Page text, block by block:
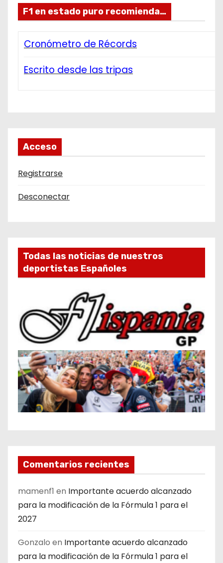
F1 en estado puro recomienda…
Cronómetro de Récords
Escrito desde las tripas
Acceso
Registrarse
Desconectar
Todas las noticias de nuestros
deportistas Españoles
Comentarios recientes
mamenf1 en Importante acuerdo alcanzado
para la modificación de la Fórmula 1 para el
2027
Gonzalo en Importante acuerdo alcanzado
para la modificación de la Fórmula 1 para el